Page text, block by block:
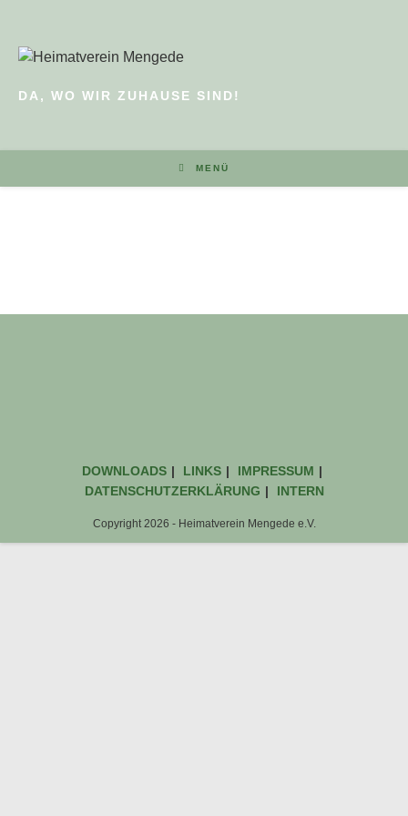
DA, WO WIR ZUHAUSE SIND!
MENÜ
DOWNLOADS LINKS
IMPRESSUM
DATENSCHUTZERKLÄRUNG
INTERN
Copyright 2026 - Heimatverein Mengede e.V.